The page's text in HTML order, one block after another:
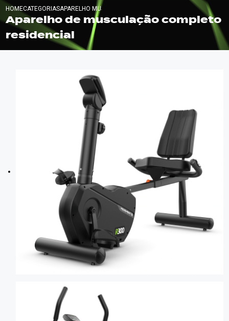
HOMECATEGORIASAPARELHO MUSCULACAO COMPLETO RESIDENCIAL
Aparelho de musculação completo
residencial